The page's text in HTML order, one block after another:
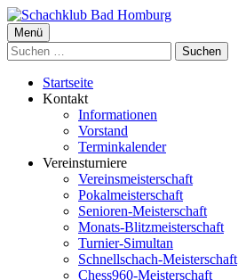
Springe
zum
Inhalt
Schachklub Bad Homburg
Primäres
Menü
Menü
Suchen
nach:
Startseite
Kontakt
Informationen
Vorstand
Terminkalender
Vereinsturniere
Vereinsmeisterschaft
Pokalmeisterschaft
Senioren-Meisterschaft
Monats-Blitzmeisterschaft
Turnier-Simultan
Schnellschach-Meisterschaft
Chess960-Meisterschaft